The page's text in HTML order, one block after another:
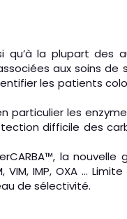
la plupart des
aux soins
les patients
les
difficile des
la nouvelle
IMP, OXA ...
de sélectivité.